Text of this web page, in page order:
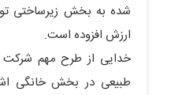
شده به بخش زیرساختی
ارزش افزوده است.
خدایی از طرح مهم شرکت
طبیعی در بخش خانگی